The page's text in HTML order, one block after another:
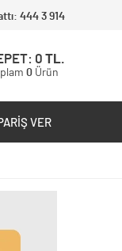
444 3 914
0 TL.
0 Ürün
VER